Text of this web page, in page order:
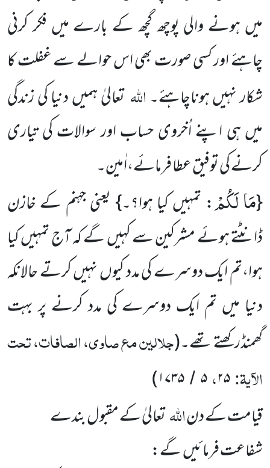
میں ہونے والی پوچھ گچھ کے بارے میں فکر کرنی
چاہئے اور کسی صورت بھی اس حوالے سے غفلت کا
شکار نہیں ہوناچاہئے۔اللہتعالیٰ ہمیں دنیا کی زندگی
میں ہی اپنے اُخروی حساب اور سوالات کی تیاری
کرنے کی توفیق عطا فرمائے،اٰمین۔
{مَا لَكُمْ: تمہیں کیا ہوا؟۔} یعنی جہنم کے خازن
ڈانٹتے ہوئے مشرکین سے کہیں گے کہ آج تمہیں کیا
ہوا،تم ایک دوسرے کی مدد کیوں نہیں کرتے حالانکہ
دنیا میں تم ایک دوسرے کی مدد کرنے پر بہت
گھمنڈرکھتے تھے۔(جلالین مع صاوی، الصافات، تحت
الآیۃ:۲۵،۵ / ۱۷۳۵)
قیامت کے دناللہتعالیٰ کے مقبول بندے
شفاعت فرمائیں گے: